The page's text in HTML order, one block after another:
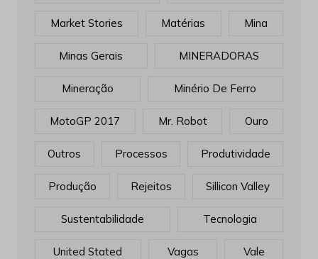
Market Stories Matérias Mina
Minas Gerais MINERADORAS
Mineração Minério De Ferro
MotoGP 2017 Mr. Robot Ouro
Outros Processos Produtividade
Produção Rejeitos Sillicon Valley
Sustentabilidade Tecnologia
United Stated Vagas Vale